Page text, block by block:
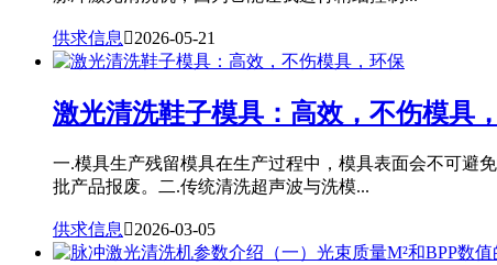
供求信息 2026-05-21
激光清洗鞋子模具：高效，不伤模具
一.模具生产残留模具在生产过程中，模具表面会不可避
批产品报废。二.传统清洗超声波与洗模...
供求信息 2026-03-05